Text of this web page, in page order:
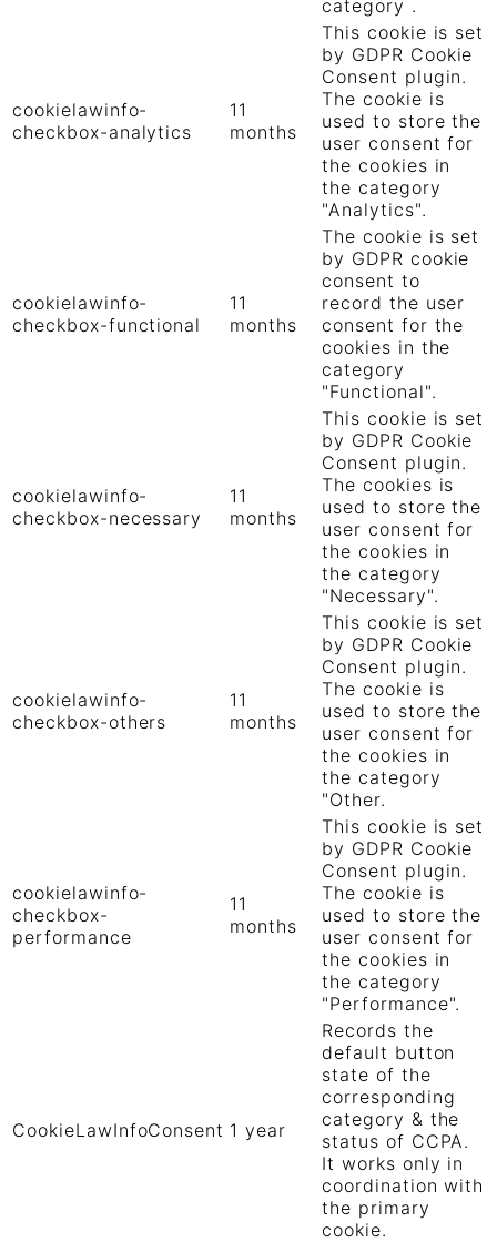
category .
cookielawinfo-
checkbox-analytics
11
months
This cookie is set
by GDPR Cookie
Consent plugin.
The cookie is
used to store the
user consent for
the cookies in
the category
"Analytics".
cookielawinfo-
checkbox-functional
11
months
The cookie is set
by GDPR cookie
consent to
record the user
consent for the
cookies in the
category
"Functional".
cookielawinfo-
checkbox-necessary
11
months
This cookie is set
by GDPR Cookie
Consent plugin.
The cookies is
used to store the
user consent for
the cookies in
the category
"Necessary".
cookielawinfo-
checkbox-others
11
months
This cookie is set
by GDPR Cookie
Consent plugin.
The cookie is
used to store the
user consent for
the cookies in
the category
"Other.
cookielawinfo-
checkbox-
performance
11
months
This cookie is set
by GDPR Cookie
Consent plugin.
The cookie is
used to store the
user consent for
the cookies in
the category
"Performance".
CookieLawInfoConsent 1 year
Records the
default button
state of the
corresponding
category & the
status of CCPA.
It works only in
coordination with
the primary
cookie.